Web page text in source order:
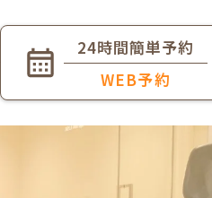
24時間簡単予約
WEB予約